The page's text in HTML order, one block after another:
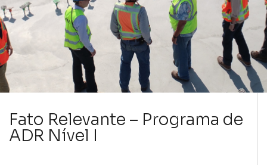
Fato Relevante – Programa de
ADR Nível I